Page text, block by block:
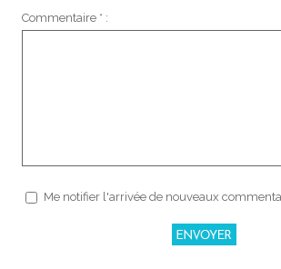
Commentaire * :
Me notifier l'arrivée de nouveaux